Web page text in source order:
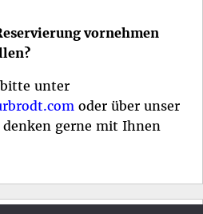
vornehmen
?
unter
oder über unser
denken gerne mit Ihnen